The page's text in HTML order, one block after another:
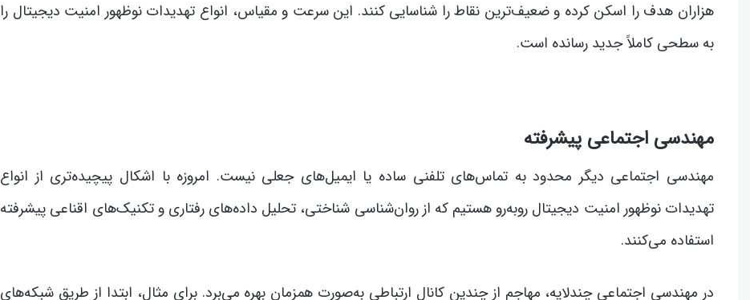
هزاران هدف را اسکن کرده و ضعیف‌ترین نقاط را شناسایی کنند. این سرعت و مقیاس، انواع تهدیدات نوظهور امنیت دیجیتال را
به سطحی کاملاً جدید رسانده است.
مهندسی اجتماعی پیشرفته
مهندسی اجتماعی دیگر محدود به تماس‌های تلفنی ساده یا ایمیل‌های جعلی نیست. امروزه با اشکال پیچیده‌تری از انواع
تهدیدات نوظهور امنیت دیجیتال روبه‌رو هستیم که از روان‌شناسی شناختی، تحلیل داده‌های رفتاری و تکنیک‌های اقناعی پیشرفته
استفاده می‌کنند.
در مهندسی اجتماعی چندلایه، مهاجم از چندین کانال ارتباطی به‌صورت همزمان بهره می‌برد. برای مثال، ابتدا از طریق شبکه‌های